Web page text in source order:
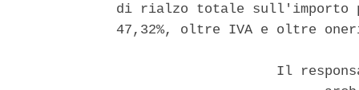
di rialzo totale sull'importo
47,32%, oltre IVA e oltre
Il